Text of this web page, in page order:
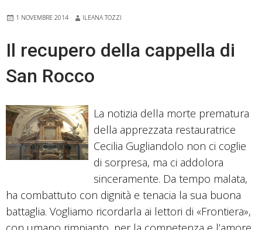
Diocesano
1 NOVEMBRE 2014 ILEANA TOZZI
Il recupero della cappella di
San Rocco
La notizia della morte prematura
della apprezzata restauratrice
Cecilia Gugliandolo non ci coglie
di sorpresa, ma ci addolora
sinceramente. Da tempo malata,
ha combattuto con dignità e tenacia la sua buona
battaglia. Vogliamo ricordarla ai lettori di «Frontiera»,